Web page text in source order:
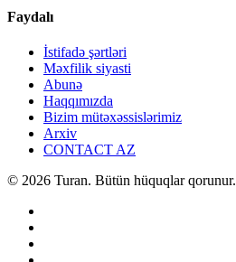
Faydalı
İstifadə şərtləri
Məxfilik siyasti
Abunə
Haqqımızda
Bizim mütəxəssislərimiz
Arxiv
CONTACT AZ
© 2026 Turan. Bütün hüquqlar qorunur.